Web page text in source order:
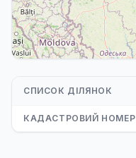
СПИСОК ДІЛЯНОК
КАДАСТРОВИЙ НОМЕР